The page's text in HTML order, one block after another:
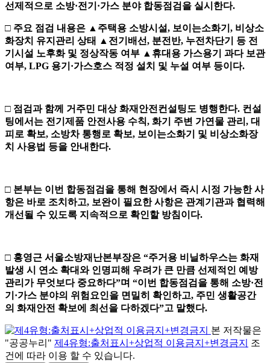
선제적으로 소방·전기 ·가스 분야 합동점검을 실시한다.
□ 주요 점검 내용은 ▲ 주택용 소방시설, 보이는소화기 , 비상소
화장치 유지관리 상태
▲ 전기배선, 분전반, 누전차단기 등 전
기시설 노후화 및 정상작동 여부 ▲ 휴대용 가스용기 과다 보관
여부, LPG 용기 ·가스호스 적정 설치 및 누설 여부 등이다.
□ 점검과 함께 거주민 대상 화재안전컨설팅도 병행한다. 컨설
팅에서는 전기제품 안전사용 수칙, 화기 주변 가연물 관리 , 대
피로 확보, 소방차 통행로 확보, 보이는소화기 및 비상소화장
치 사용법 등을 안내한다.
□ 본부는 이번 합동점검을 통해 현장에서 즉시 시정 가능한 사
항은 바로 조치하고, 보완이 필요한 사항은 관계기관과 협력해
개선될 수 있도록 지속적으로 확인할 방침이다.
□ 홍영근 서울소방재난본부장은 “주거용 비닐하우스는 화재
발생 시 연소 확대와 인명피해 우려가 큰 만큼 선제적인 예방
관리가 무엇보다 중요하다”며 “이번 합동점검을 통해 소방·전
기 ·가스 분야의 위험요인을 면밀히 확인하고, 주민 생활공간
의 화재안전 확보에 최선을 다하겠다”고 말했다.
본 저작물은
"공공누리" 제4유형:출처표시+상업적 이용금지+변경금지
조
건에 따라 이용 할 수 있습니다.